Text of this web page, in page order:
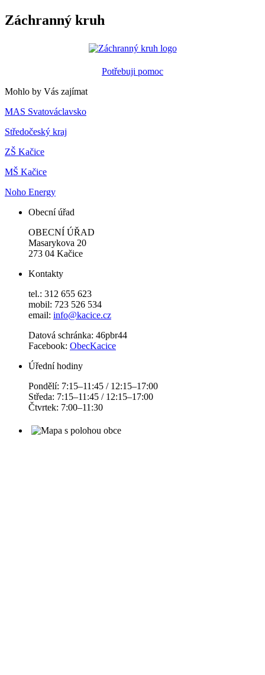
Záchranný kruh
Potřebuji pomoc
Mohlo by Vás zajímat
MAS Svatováclavsko
Středočeský kraj
ZŠ Kačice
MŠ Kačice
Noho Energy
Obecní úřad
OBECNÍ ÚŘAD
Masarykova 20
273 04 Kačice
Kontakty
tel.: 312 655 623
mobil: 723 526 534
email: info@kacice.cz
Datová schránka: 46pbr44
Facebook: ObecKacice
Úřední hodiny
Pondělí: 7:15–11:45 / 12:15–17:00
Středa: 7:15–11:45 / 12:15–17:00
Čtvrtek: 7:00–11:30